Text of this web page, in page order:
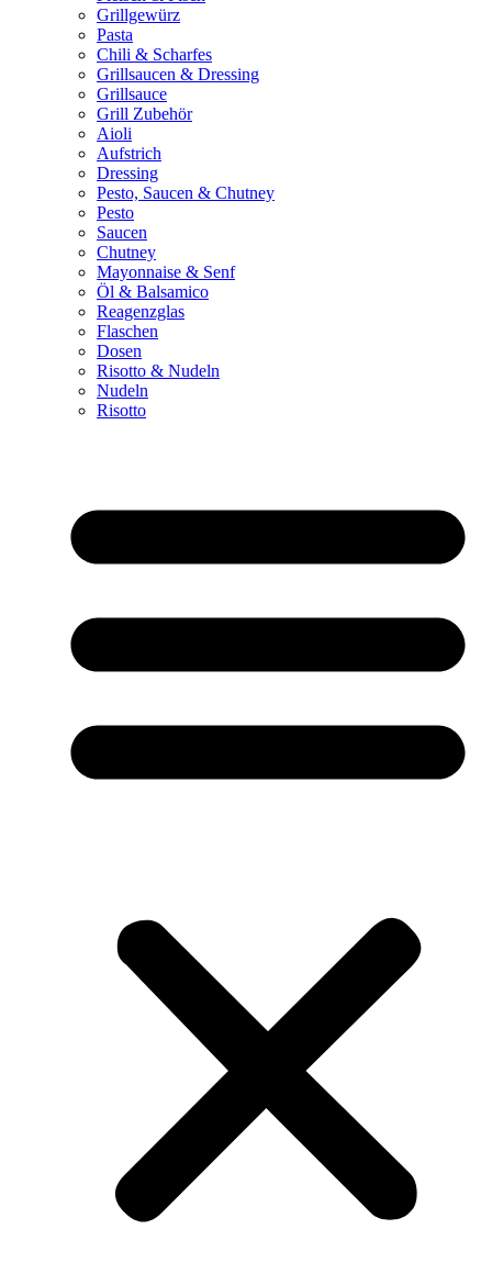
Grillgewürz
Pasta
Chili & Scharfes
Grillsaucen & Dressing
Grillsauce
Grill Zubehör
Aioli
Aufstrich
Dressing
Pesto, Saucen & Chutney
Pesto
Saucen
Chutney
Mayonnaise & Senf
Öl & Balsamico
Reagenzglas
Flaschen
Dosen
Risotto & Nudeln
Nudeln
Risotto